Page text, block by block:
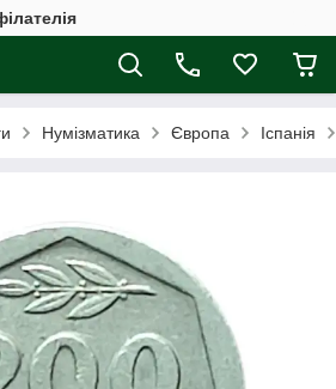
Нумізматика Європа Іспанія